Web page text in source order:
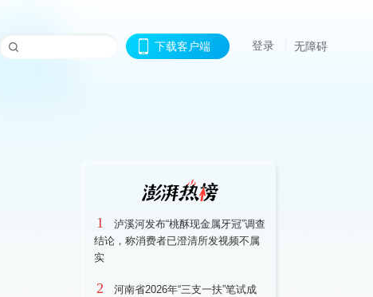
下载客户端 登录 无障碍
1
泸溪河发布“桃酥现金属牙冠”调查
结论，称消费者已澄清所发视频不属
实
2
河南省2026年“三支一扶”笔试成